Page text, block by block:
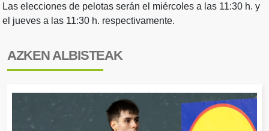
Las elecciones de pelotas serán el miércoles a las 11:30 h. y
el jueves a las 11:30 h. respectivamente.
AZKEN ALBISTEAK